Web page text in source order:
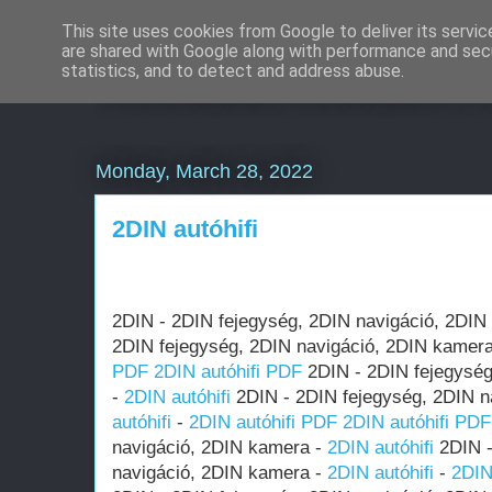
Weboldal készítés
Monday, March 28, 2022
2DIN autóhifi
2DIN - 2DIN fejegység, 2DIN navigáció,
2DIN fejegység, 2DIN navigáció, 2DIN
PDF 2DIN autóhifi PDF 2DIN - 2DIN
- 2DIN autóhifi 2DIN - 2DIN fejegység, 2DIN
autóhifi - 2DIN autóhifi PDF 2DIN autóhifi PDF
navigáció, 2DIN kamera - 2DIN autóhifi 2DIN
navigáció, 2DIN kamera - 2DIN autóhifi -
This site uses cookies from Google to deliver its
are shared with Google along with performance and
statistics, and to detect and address abuse.